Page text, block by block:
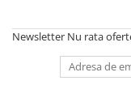
Coperti, Mape,
Ghiozdane si Penare
Instrumente de scris
Instrumente si Truse
Newsletter Nu rata